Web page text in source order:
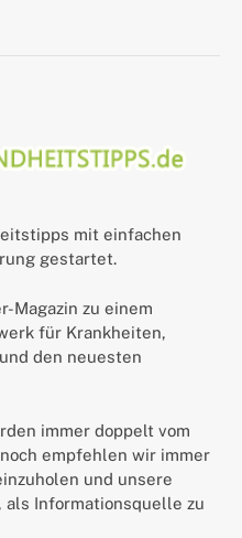
mit einfachen
gestartet.
Magazin zu einem
für Krankheiten,
den neuesten
immer doppelt vom
empfehlen wir immer
und unsere
als Informationsquelle zu